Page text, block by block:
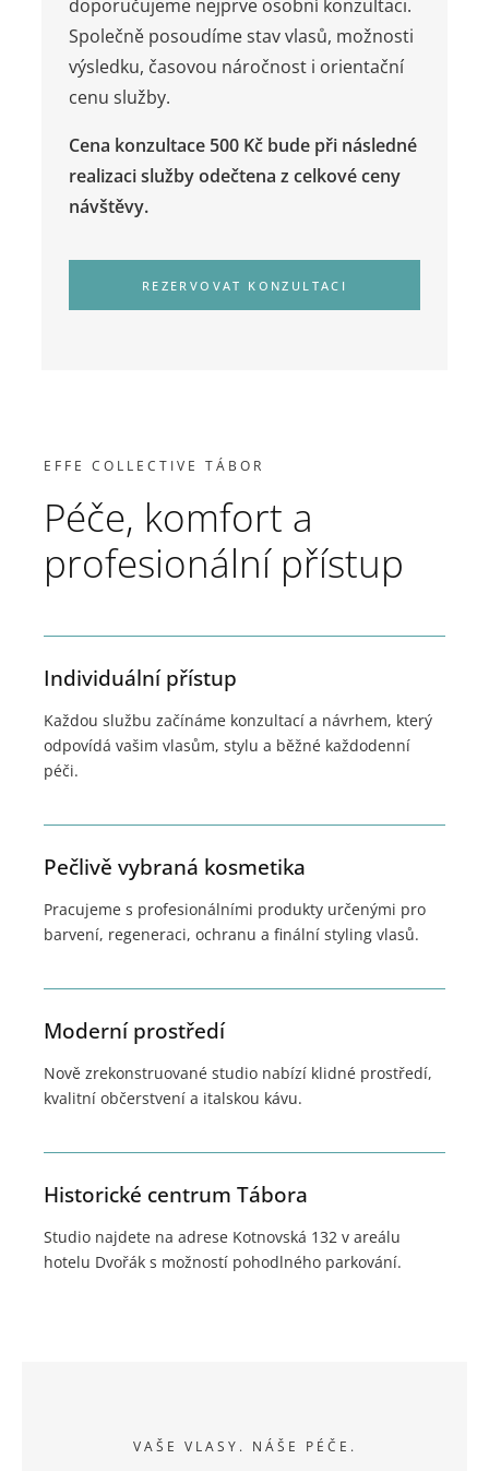
doporučujeme nejprve osobní konzultaci.
Společně posoudíme stav vlasů, možnosti
výsledku, časovou náročnost i orientační
cenu služby.
Cena konzultace 500 Kč bude při následné
realizaci služby odečtena z celkové ceny
návštěvy.
REZERVOVAT KONZULTACI
EFFE COLLECTIVE TÁBOR
Péče, komfort a
profesionální přístup
Individuální přístup
Každou službu začínáme konzultací a návrhem, který
odpovídá vašim vlasům, stylu a běžné každodenní
péči.
Pečlivě vybraná kosmetika
Pracujeme s profesionálními produkty určenými pro
barvení, regeneraci, ochranu a finální styling vlasů.
Moderní prostředí
Nově zrekonstruované studio nabízí klidné prostředí,
kvalitní občerstvení a italskou kávu.
Historické centrum Tábora
Studio najdete na adrese Kotnovská 132 v areálu
hotelu Dvořák s možností pohodlného parkování.
VAŠE VLASY. NÁŠE PÉČE.